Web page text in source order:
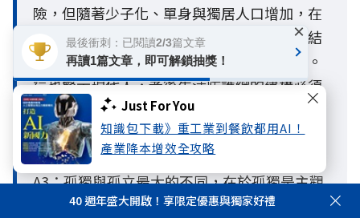
Just For You
知識包下載》重工業到餐飲都用AI！
產業降本增效全攻略
險，但隨著少子化、單身與獨居人口增加，在
超高齡社會中，長期處於客觀孤立、社會連結
薄弱或缺乏支持網絡的人，都面臨較高風險。
這也警示現代人，老後生活防護網的建構必須
提早啟動。
Q3. 孤獨與孤立有什麼不同？
A3：孤獨與孤立最大的不同，在於孤獨是主觀
的心理感受，孤立則是客觀的社會連結狀態。
40 週年盛大開啟！享限定優惠與獨家好禮
最後衝刺：已閱讀2/3篇文章
再讀1篇文章，即可解鎖抽獎！
×